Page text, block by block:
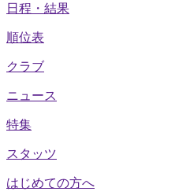
日程・結果
順位表
クラブ
ニュース
特集
スタッツ
はじめての方へ